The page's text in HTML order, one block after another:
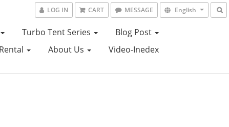
LOG IN CART MESSAGE English
Turbo Tent Series
Blog Post
About Us Video-Inedex